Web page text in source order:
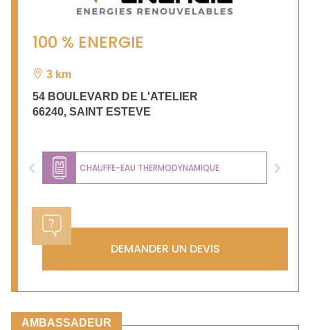
100 % ENERGIE
3 km
54 BOULEVARD DE L'ATELIER
66240, SAINT ESTEVE
CHAUFFE-EAU THERMODYNAMIQUE
Previous Next
DEMANDER UN DEVIS
AMBASSADEUR